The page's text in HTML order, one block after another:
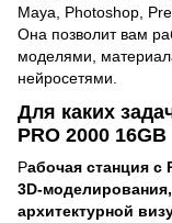
Maya, Photoshop,
Она позволит вам
моделями,
нейросетями.
Для каких
PRO 2000 16GB
Рабочая станция с
3D-
архитектурной